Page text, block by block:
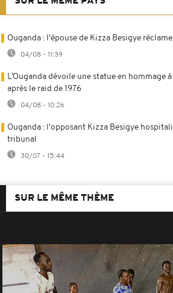
Ouganda : l'épouse de Kizza Besigye
04/08 - 11:39
L’Ouganda dévoile une statue en hommage
après le raid de 1976
04/08 - 10:26
Ouganda : l'opposant Kizza Besigye
tribunal
30/07 - 15:44
SUR LE MÊME THÈME